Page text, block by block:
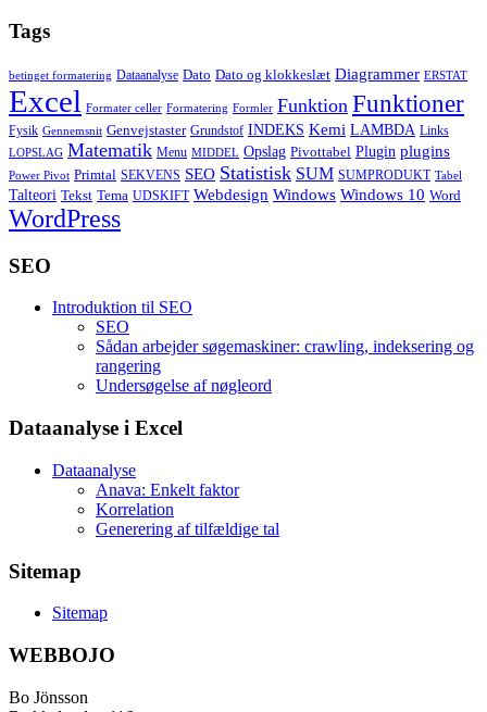
Tags
betinget formatering Dataanalyse Dato Dato og klokkeslæt Diagrammer ERSTAT
Excel Formater celler Formatering Formler Funktion Funktioner
Fysik Gennemsnit Genvejstaster Grundstof INDEKS Kemi LAMBDA Links
LOPSLAG Matematik Menu MIDDEL Opslag Pivottabel Plugin plugins
Power Pivot Primtal SEKVENS SEO Statistisk SUM SUMPRODUKT Tabel
Talteori Tekst Tema UDSKIFT Webdesign Windows Windows 10 Word
WordPress
SEO
Introduktion til SEO
SEO
Sådan arbejder søgemaskiner: crawling, indeksering og
rangering
Undersøgelse af nøgleord
Dataanalyse i Excel
Dataanalyse
Anava: Enkelt faktor
Korrelation
Generering af tilfældige tal
Sitemap
Sitemap
WEBBOJO
Bo Jönsson